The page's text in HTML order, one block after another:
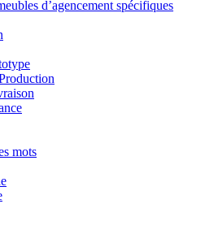
d’agencement spécifiques
mots